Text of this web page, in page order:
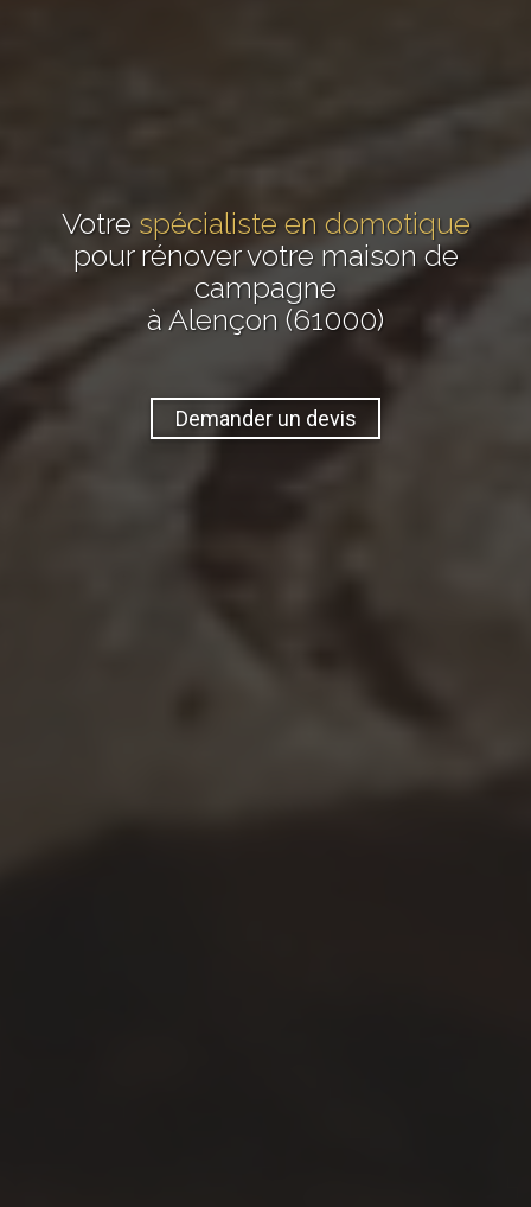
Votre spécialiste en domotique
pour rénover votre maison de
campagne
à Alençon (61000)
Demander un devis